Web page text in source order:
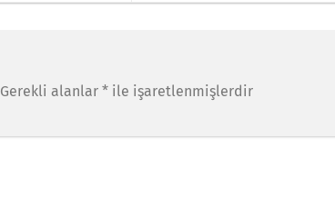
Gerekli alanlar * ile işaretlenmişlerdir